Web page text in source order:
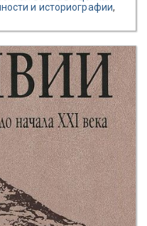
и историографии,